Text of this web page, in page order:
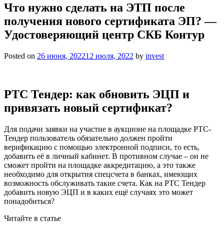
Что нужно сделать на ЭТП после
получения нового сертификата ЭП? —
Удостоверяющий центр СКБ Контур
Posted on 26 июня, 202212 июля, 2022 by invest
РТС Тендер: как обновить ЭЦП и
привязать новый сертификат?
Для подачи заявки на участие в аукционе на площадке РТС-
Тендер пользователь обязательно должен пройти
верификацию с помощью электронной подписи, то есть,
добавить её в личный кабинет. В противном случае – он не
сможет пройти на площадке аккредитацию, а это также
необходимо для открытия спецсчета в банках, имеющих
возможность обслуживать такие счета. Как на РТС Тендер
добавить новую ЭЦП и в каких ещё случаях это может
понадобиться?
Читайте в статье